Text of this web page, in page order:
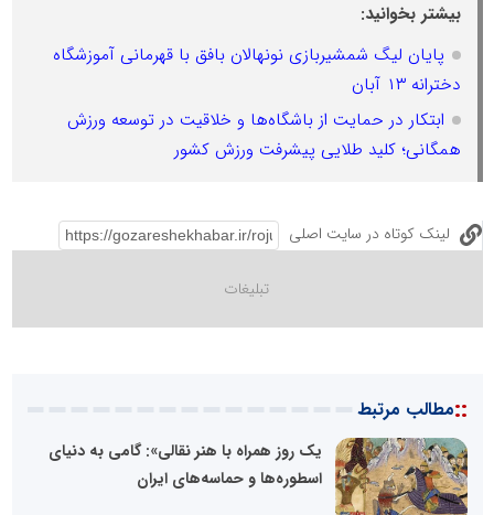
بیشتر بخوانید:
پایان لیگ شمشیربازی نونهالان بافق با قهرمانی آموزشگاه
دخترانه ۱۳ آبان
ابتکار در حمایت از باشگاه‌ها و خلاقیت در توسعه ورزش
همگانی؛ کلید طلایی پیشرفت ورزش کشور
لینک کوتاه در سایت اصلی
::مطالب مرتبط
یک روز همراه با هنر نقالی»: گامی به دنیای
اسطوره‌ها و حماسه‌های ایران